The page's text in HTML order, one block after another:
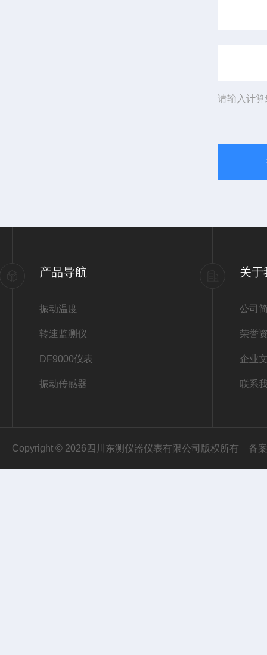
请输入计
产品导航
振动温度
转速监测仪
DF9000仪表
振动传感器
关于
公司
荣誉
企业
联系
Copyright © 2026四川东测仪器仪表有限公司版权所有 备